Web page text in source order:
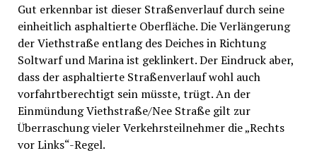
Gut erkennbar ist dieser Straßenverlauf durch seine
einheitlich asphaltierte Oberfläche. Die Verlängerung
der Viethstraße entlang des Deiches in Richtung
Soltwarf und Marina ist geklinkert. Der Eindruck aber,
dass der asphaltierte Straßenverlauf wohl auch
vorfahrtberechtigt sein müsste, trügt. An der
Einmündung Viethstraße/Nee Straße gilt zur
Überraschung vieler Verkehrsteilnehmer die „Rechts
vor Links“-Regel.